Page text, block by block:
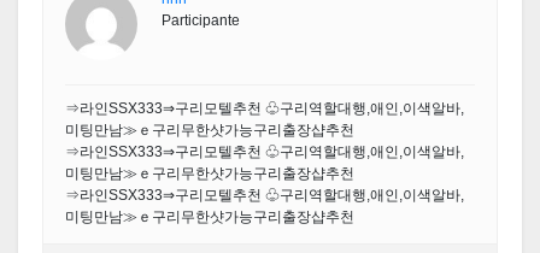
Participante
⇒라인SSX333⇒구리모텔추천 ♧구리역할대행,애인,이색알바,
미팅만남≫ｅ구리무한샷가능구리출장샵추천
⇒라인SSX333⇒구리모텔추천 ♧구리역할대행,애인,이색알바,
미팅만남≫ｅ구리무한샷가능구리출장샵추천
⇒라인SSX333⇒구리모텔추천 ♧구리역할대행,애인,이색알바,
미팅만남≫ｅ구리무한샷가능구리출장샵추천